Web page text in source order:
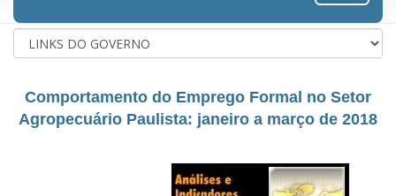
Comportamento do Emprego Formal no Setor
Agropecuário Paulista: janeiro a março de 2018